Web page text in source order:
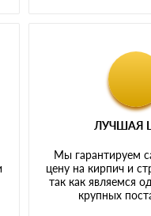
ЛУЧШАЯ
Мы гарантируем
цену на кирпич и
так как являемся
крупных